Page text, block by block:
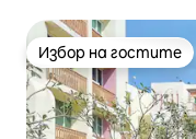
Избор на гостите
Избор на гостите